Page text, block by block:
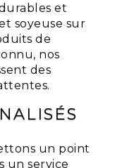
et
soyeuse sur
de
nos
des
un point
un service